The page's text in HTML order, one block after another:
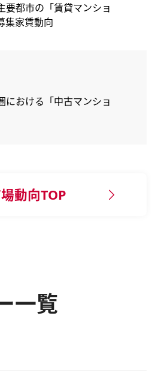
要都市の「賃貸マンショ
集家賃動向
における「中古マンショ
動向TOP
一覧